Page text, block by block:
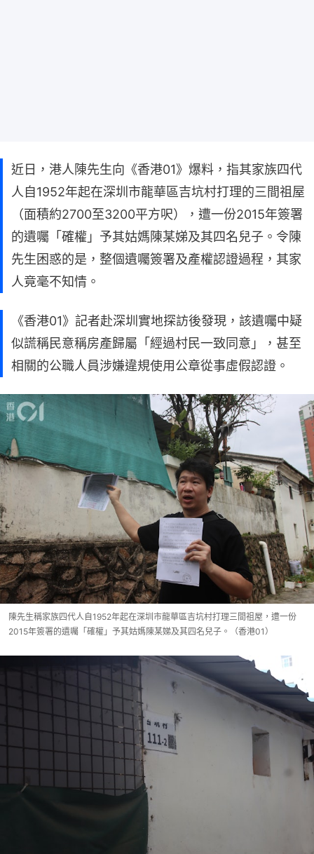
近日，港人陳先生向《香港01》爆料，指其家族四代
人自1952年起在深圳市龍華區吉坑村打理的三間祖屋
（面積約2700至3200平方呎），遭一份2015年簽署
的遺囑「確權」予其姑媽陳某娣及其四名兒子。令陳
先生困惑的是，整個遺囑簽署及產權認證過程，其家
人竟毫不知情。
《香港01》記者赴深圳實地探訪後發現，該遺囑中疑
似謊稱民意稱房產歸屬「經過村民一致同意」，甚至
相關的公職人員涉嫌違規使用公章從事虛假認證。
陳先生稱家族四代人自1952年起在深圳市龍華區吉坑村打理三間祖屋，遭一份
2015年簽署的遺囑「確權」予其姑媽陳某娣及其四名兒子。（香港01）